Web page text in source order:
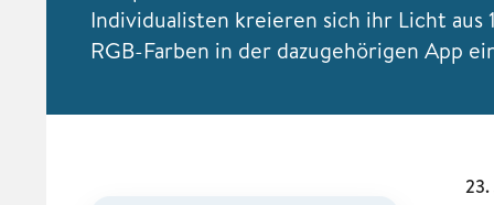
Individualisten kreieren sich ihr Licht aus
RGB-Farben in der dazugehörigen App
23.